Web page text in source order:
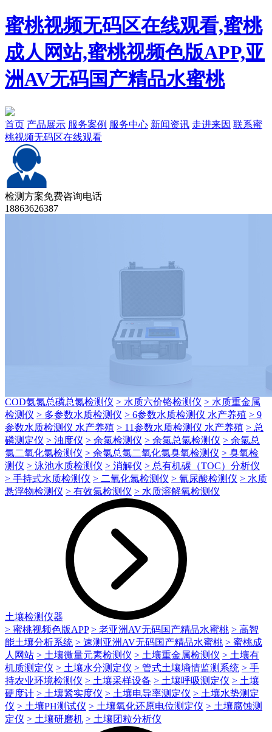
蜜桃视频无码区在线观看,蜜桃
成人网站,蜜桃视频色版APP,亚
洲AV无码国产精品水蜜桃
首页 产品展示 服务案例 服务中心 新闻资讯 走进来因 联系蜜
桃视频无码区在线观看
检测方案免费咨询电话
18863626387
COD氨氮总磷总氮检测仪 > 水质六价铬检测仪 > 水质重金属
检测仪 > 多参数水质检测仪 > 6参数水质检测仪 水产养殖 > 9
参数水质检测仪 水产养殖 > 11参数水质检测仪 水产养殖 > 总
磷测定仪 > 浊度仪 > 余氯检测仪 > 余氯总氯检测仪 > 余氯总
氯二氧化氯检测仪 > 余氯总氯二氧化氯臭氧检测仪 > 臭氧检
测仪 > 泳池水质检测仪 > 消解仪 > 总有机碳（TOC）分析仪
> 手持式水质检测仪 > 二氧化氯检测仪 > 氰尿酸检测仪 > 水质
悬浮物检测仪 > 有效氯检测仪 > 水质溶解氧检测仪
土壤检测仪器
> 蜜桃视频色版APP > 老亚洲AV无码国产精品水蜜桃 > 高智
能土壤分析系统 > 速测亚洲AV无码国产精品水蜜桃 > 蜜桃成
人网站 > 土壤微量元素检测仪 > 土壤重金属检测仪 > 土壤有
机质测定仪 > 土壤水分测定仪 > 管式土壤墒情监测系统 > 手
持农业环境检测仪 > 土壤采样设备 > 土壤呼吸测定仪 > 土壤
硬度计 > 土壤紧实度仪 > 土壤电导率测定仪 > 土壤水势测定
仪 > 土壤PH测试仪 > 土壤氧化还原电位测定仪 > 土壤腐蚀测
定仪 > 土壤研磨机 > 土壤团粒分析仪